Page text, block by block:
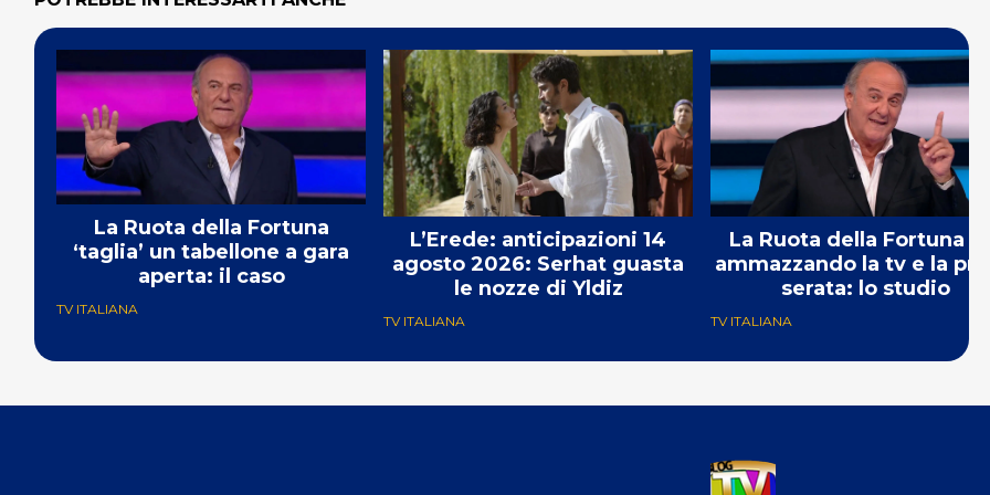
La Ruota della Fortuna
‘taglia’ un tabellone a gara
aperta: il caso
TV ITALIANA
L’Erede: anticipazioni 14
agosto 2026: Serhat guasta
le nozze di Yldiz
TV ITALIANA
La Ruota della Fortuna sta
ammazzando la tv e la
serata: lo studio
TV ITALIANA